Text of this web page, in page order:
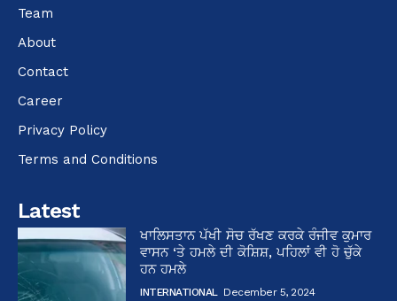
Team
About
Contact
Career
Privacy Policy
Terms and Conditions
Latest
ਖਾਲਿਸਤਾਨ ਪੱਖੀ ਸੋਚ ਰੱਖਣ ਕਰਕੇ ਰੰਜੀਵ ਕੁਮਾਰ
ਵਾਸਨ ‘ਤੇ ਹਮਲੇ ਦੀ ਕੋਸ਼ਿਸ਼, ਪਹਿਲਾਂ ਵੀ ਹੋ ਚੁੱਕੇ
ਹਨ ਹਮਲੇ
INTERNATIONAL December 5, 2024